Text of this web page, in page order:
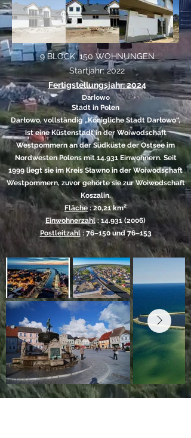
9 BLOCK, 150 WOHNUNGEN
Startjahr: 2022
Fertigstellungsjahr: 2024
Darlowo
Stadt in Polen
Darłowo, vollständig „Königliche Stadt Darłowo“,
ist eine Küstenstadt in der Woiwodschaft
Westpommern an der Südküste der Ostsee im
Nordwesten Polens mit 14.931 Einwohnern. Seit
1999 liegt sie im Kreis Sławno in der Woiwodschaft
Westpommern, zuvor gehörte sie zur Woiwodschaft
Koszalin.
Fläche: 20,21 km²
Einwohnerzahl: 14.931 (2006)
Postleitzahl: 76–150 und 76–153